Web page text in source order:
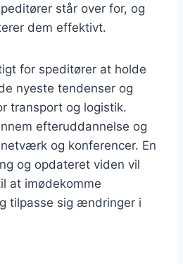
står over for, og
dem effektivt.
for speditører at holde
nyeste tendenser og
transport og logistik.
efteruddannelse og
og konferencer. En
og opdateret viden vil
at imødekomme
tilpasse sig ændringer i